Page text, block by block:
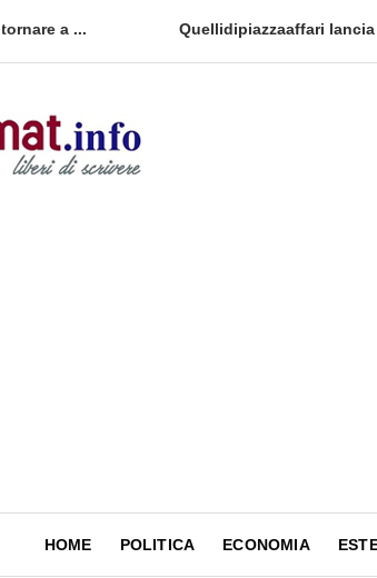
Quellidipiazzaaffari lancia un nuovo
HOME POLITICA ECONOMIA